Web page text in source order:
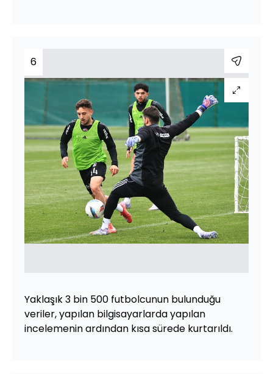
6
Yaklaşık 3 bin 500 futbolcunun bulunduğu
veriler, yapılan bilgisayarlarda yapılan
incelemenin ardından kısa sürede kurtarıldı.